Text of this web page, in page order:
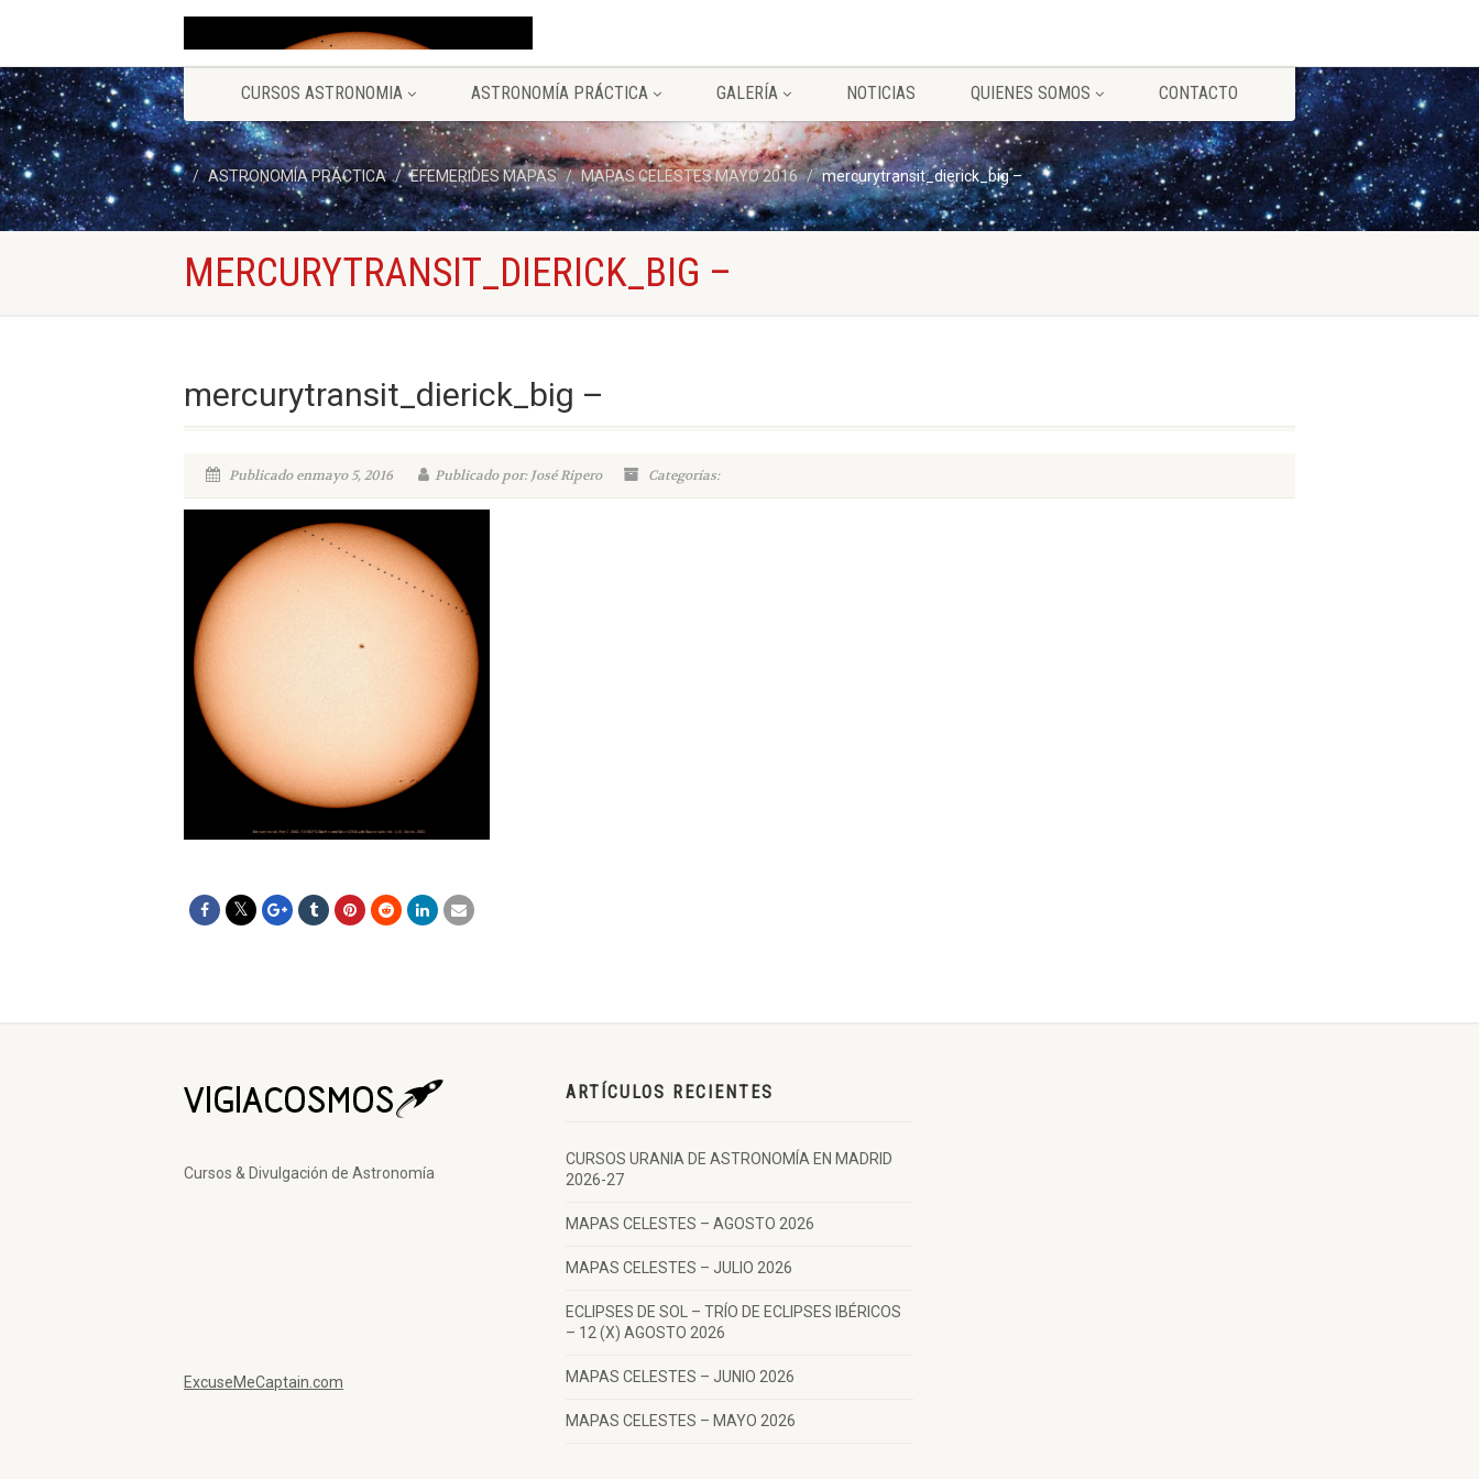
CURSOS ASTRONOMIA ASTRONOMÍA PRÁCTICA GALERÍA NOTICIAS QUIENES SOMOS CONTACTO
ASTRONOMÍA PRÁCTICA EFEMERIDES MAPAS MAPAS CELESTES MAYO 2016 mercurytransit_dierick_big –
MERCURYTRANSIT_DIERICK_BIG –
mercurytransit_dierick_big –
Publicado enmayo 5, 2016 Publicado por: José Ripero Categorías:
Cursos & Divulgación de Astronomía
ExcuseMeCaptain.com
ARTÍCULOS RECIENTES
CURSOS URANIA DE ASTRONOMÍA EN MADRID
2026-27
MAPAS CELESTES – AGOSTO 2026
MAPAS CELESTES – JULIO 2026
ECLIPSES DE SOL – TRÍO DE ECLIPSES IBÉRICOS
– 12 (X) AGOSTO 2026
MAPAS CELESTES – JUNIO 2026
MAPAS CELESTES – MAYO 2026